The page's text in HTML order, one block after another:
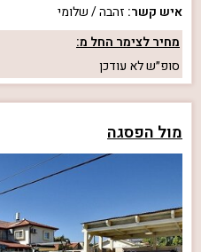
איש קשר: זהבה / שלומי
מחיר לצימר החל מ:
סופ״שלא עודכן
מול הפסגה